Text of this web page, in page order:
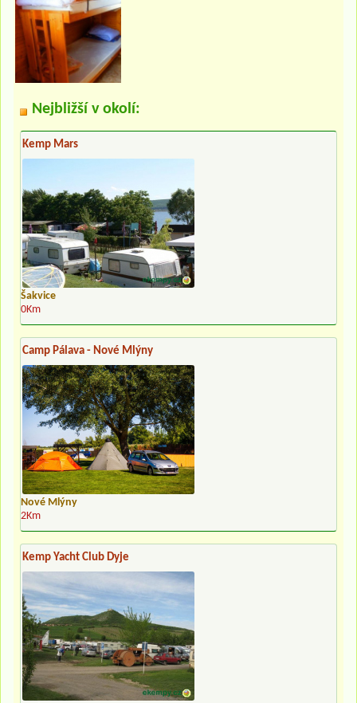
Nejbližší v okolí:
Kemp Mars
Šakvice
0Km
Camp Pálava - Nové Mlýny
Nové Mlýny
2Km
Kemp Yacht Club Dyje